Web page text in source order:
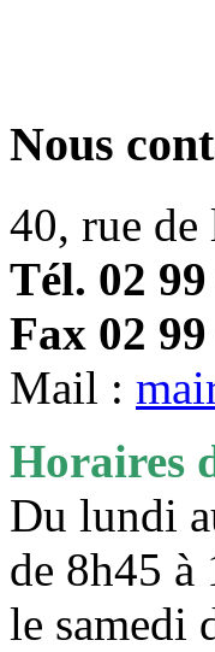
Nous
40, rue
Tél. 02
Fax 02
Mail :
Horaires
Du lundi
de 8h45 à
le samedi